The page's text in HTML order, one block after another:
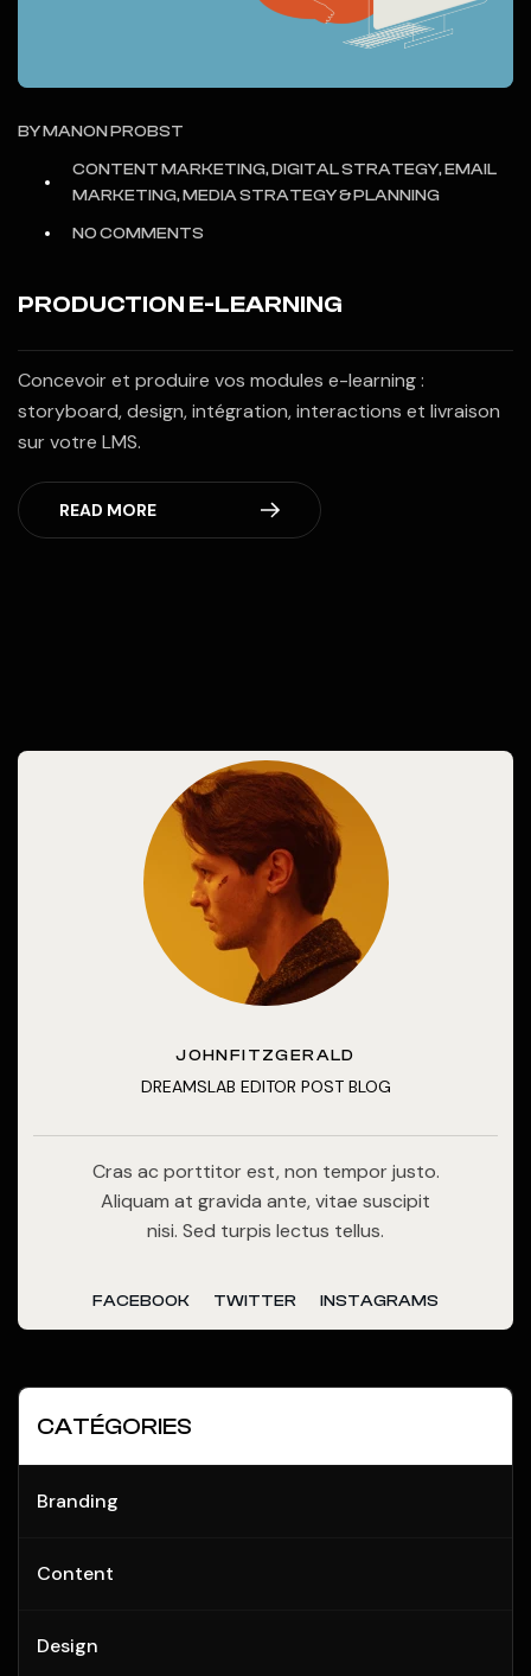
BYMANON PROBST
CONTENT MARKETING, DIGITAL STRATEGY, EMAIL
MARKETING, MEDIA STRATEGY & PLANNING
NO COMMENTS
PRODUCTION E-LEARNING
Concevoir et produire vos modules e-learning :
storyboard, design, intégration, interactions et livraison
sur votre LMS.
READ MORE
JOHNFITZGERALD
DREAMSLAB EDITOR POST BLOG
Cras ac porttitor est, non tempor justo.
Aliquam at gravida ante, vitae suscipit
nisi. Sed turpis lectus tellus.
FACEBOOK TWITTER INSTAGRAMS
CATÉGORIES
Branding
Content
Design